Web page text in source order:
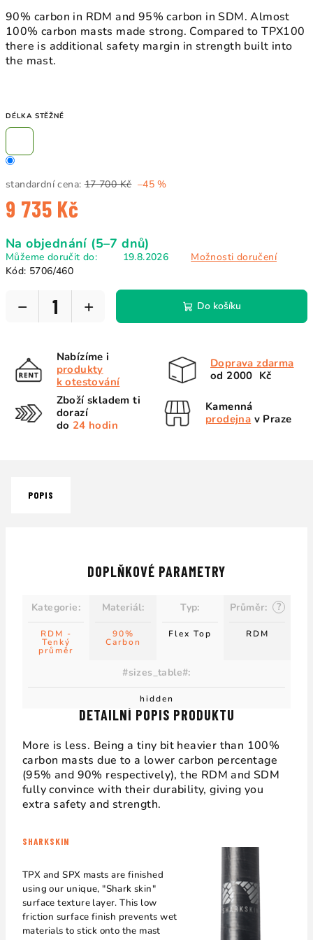
90% carbon in RDM and 95% carbon in SDM. Almost
100% carbon masts made strong. Compared to TPX100
there is additional safety margin in strength built into
the mast.
DÉLKA STĚŽNĚ
standardní cena: 17 700 Kč –45 %
9 735 Kč
cena:
Na objednání (5–7 dnů)
Můžeme doručit do: 19.8.2026
Možnosti doručení
Kód: 5706/460
+
− Do košíku
Nabízíme i
produkty
k otestování
Doprava zdarma
od 2000 Kč
Zboží skladem ti
dorazí
do 24 hodin
Kamenná
prodejna v Praze
POPIS
DETAILNÍ POPIS PRODUKTU
More is less. Being a tiny bit heavier than 100%
carbon masts due to a lower carbon percentage
(95% and 90% respectively), the RDM and SDM
fully convince with their durability, giving you
extra safety and strength.
SHARKSKIN
TPX and SPX masts are finished
using our unique, "Shark skin"
surface texture layer. This low
friction surface finish prevents wet
materials to stick onto the mast
DOPLŇKOVÉ PARAMETRY
Kategorie:
RDM -
Tenký
průměr
Materiál:
90%
Carbon
Typ:
Flex Top
?
Průměr:
RDM
#sizes_table#:
hidden